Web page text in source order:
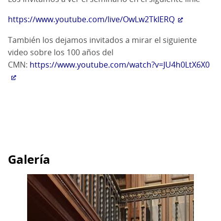
https://www.youtube.com/live/OwLw2TkIERQ
También los dejamos invitados a mirar el siguiente
video sobre los 100 años del
CMN: https://www.youtube.com/watch?v=JU4h0LtX6X0
Galería